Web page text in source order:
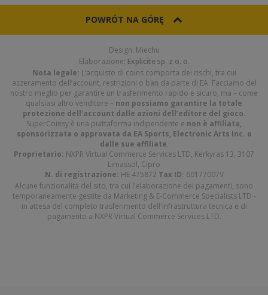
POWRÓT NA GÓRĘ
Design: Miechu
Elaborazione: Explicite sp. z o. o.
Nota legale: L’acquisto di coins comporta dei rischi, tra cui
azzeramento dell’account, restrizioni o ban da parte di EA. Facciamo del
nostro meglio per garantire un trasferimento rapido e sicuro, ma – come
qualsiasi altro venditore – non possiamo garantire la totale
protezione dell’account dalle azioni dell’editore del gioco.
SuperCoinsy è una piattaforma indipendente e non è affiliata,
sponsorizzata o approvata da EA Sports, Electronic Arts Inc. o
dalle sue affiliate.
Proprietario: NXPR Virtual Commerce Services LTD, Kerkyras 13, 3107
Limassol, Cipro
N. di registrazione: HE 475872 Tax ID: 60177007V
Alcune funzionalità del sito, tra cui l'elaborazione dei pagamenti, sono
temporaneamente gestite da Marketing & E-Commerce Specialists LTD -
in attesa del completo trasferimento dell'infrastruttura tecnica e di
pagamento a NXPR Virtual Commerce Services LTD.